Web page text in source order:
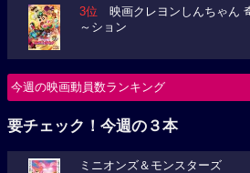
3位 映画クレヨンしんちゃん
～ション
今週の映画動員数ランキング
要チェック！今週の３本
ミニオンズ＆モンスターズ